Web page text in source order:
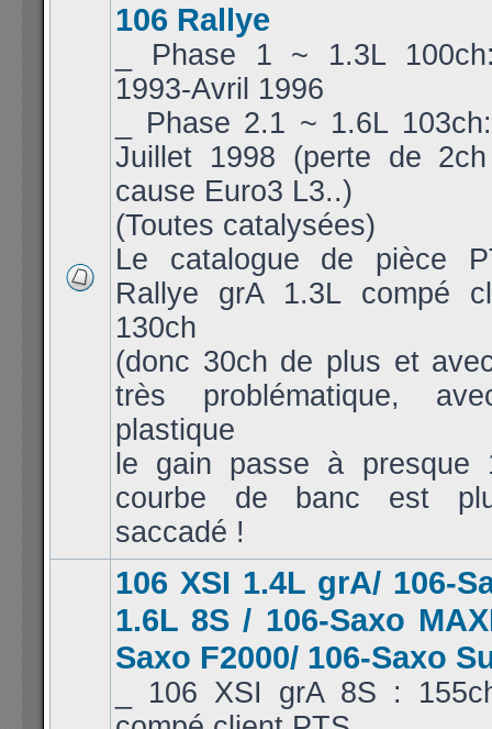
106 Rallye
_ Phase 1 ~ 1.3L
1993-Avril 1996
_ Phase 2.1 ~ 1.6L
Juillet 1998 (perte de
cause Euro3 L3..)
(Toutes catalysées)
Le catalogue de pièce
Rallye grA 1.3L compé
130ch
(donc 30ch de plus et
très problématique,
plastique
le gain passe à presque
courbe de banc est
saccadé !
106 XSI 1.4L grA/ 106-
1.6L 8S / 106-Saxo
Saxo F2000/ 106-Saxo
_ 106 XSI grA 8S :